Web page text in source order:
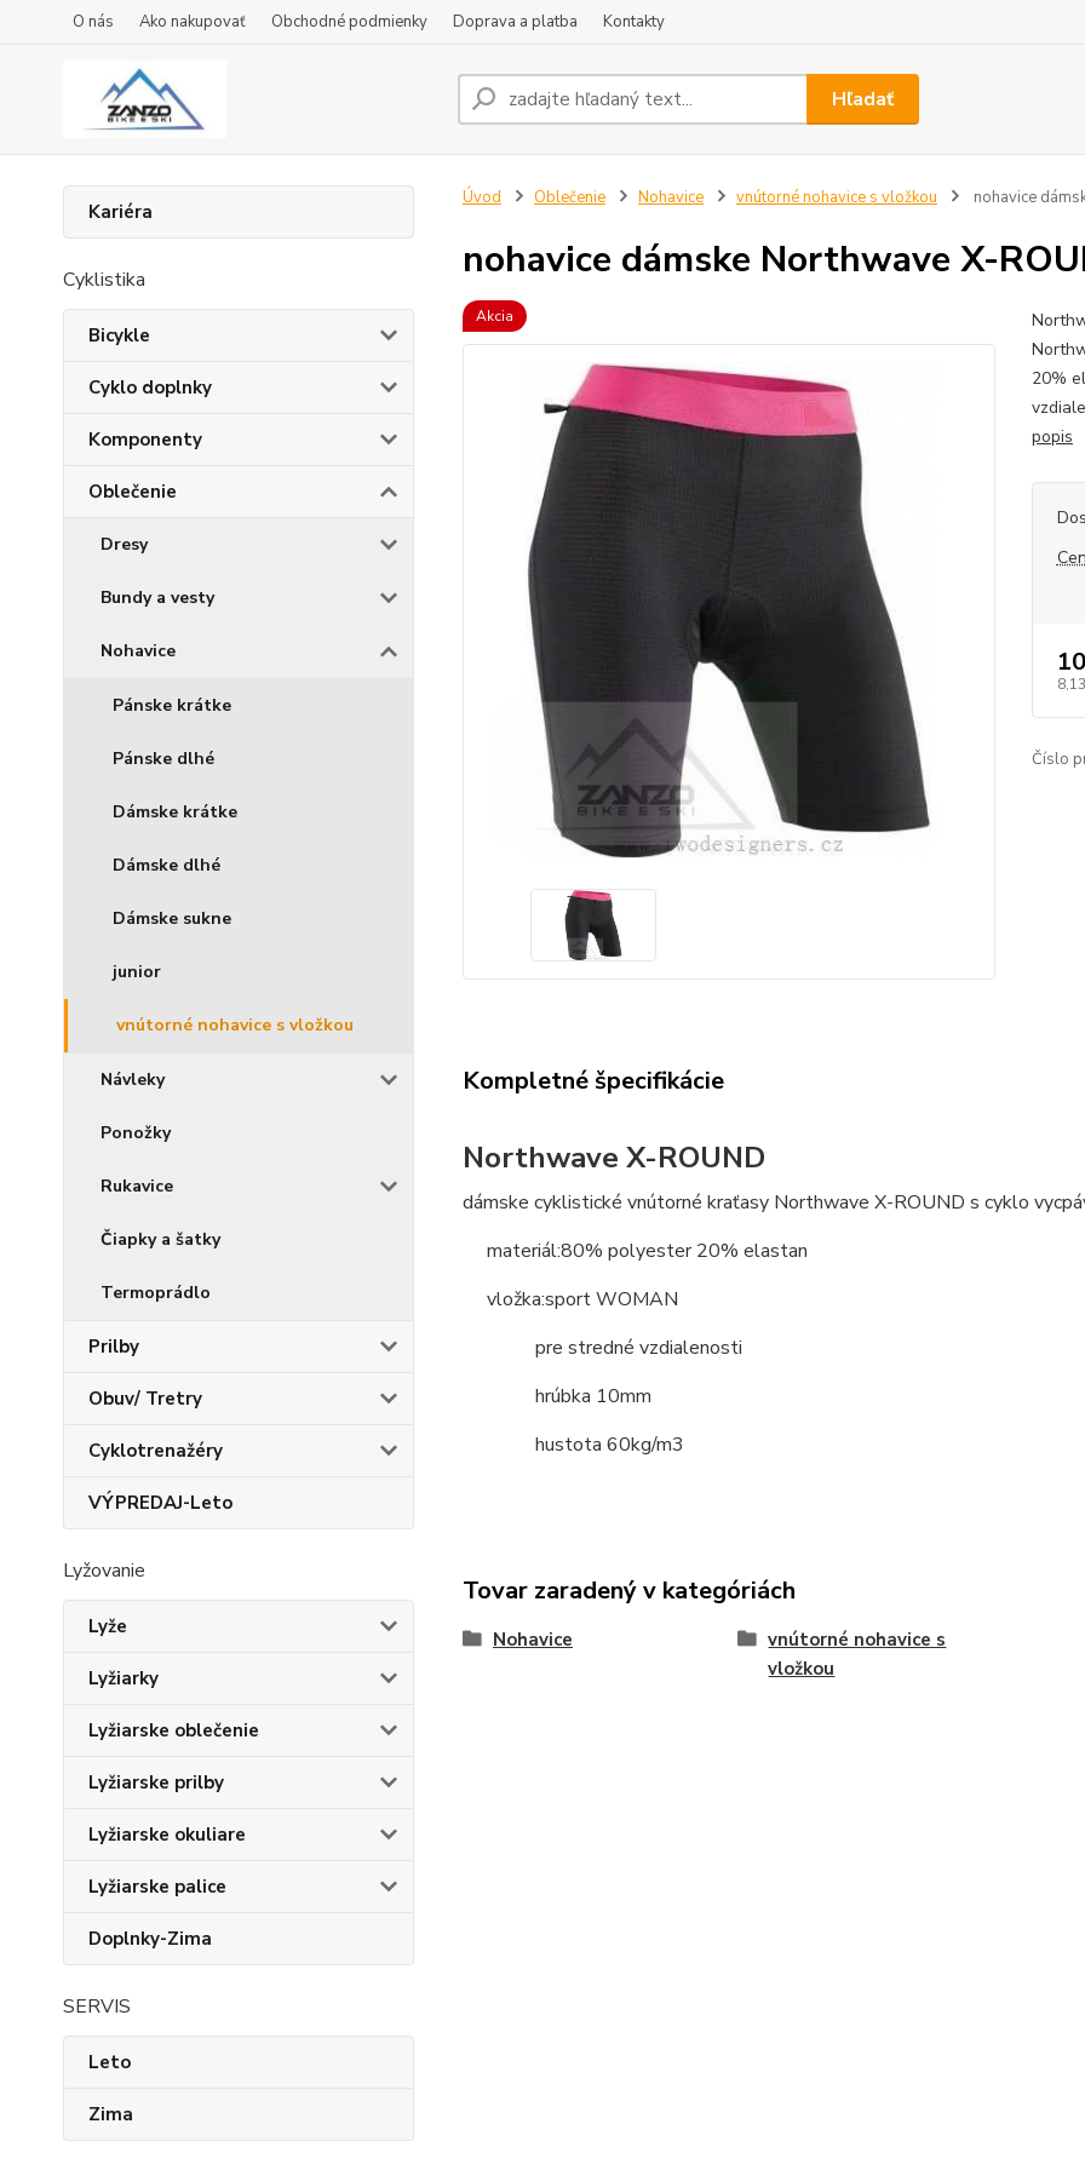
O nás Ako nakupovať Obchodné podmienky Doprava a platba Kontakty
Hľadať
Kariéra
Cyklistika
Bicykle
Cyklo doplnky
Komponenty
Oblečenie
Dresy
Bundy a vesty
Nohavice
Pánske krátke
Pánske dlhé
Dámske krátke
Dámske dlhé
Dámske sukne
junior
vnútorné nohavice s vložkou
Návleky
Ponožky
Rukavice
Čiapky a šatky
Termoprádlo
Prilby
Obuv/ Tretry
Cyklotrenažéry
VÝPREDAJ-Leto
Lyžovanie
Lyže
Lyžiarky
Lyžiarske oblečenie
Lyžiarske prilby
Lyžiarske okuliare
Lyžiarske palice
Doplnky-Zima
SERVIS
Leto
Zima
Úvod Oblečenie Nohavice vnútorné nohavice s vložkou nohavice
nohavice dámske Northwave X-
Akcia
20%
popis
Číslo
Kompletné špecifikácie
Northwave X-ROUND
dámske cyklistické vnútorné kraťasy Northwave X-ROUND s cyklo
materiál:80% polyester 20% elastan
vložka:sport WOMAN
pre stredné vzdialenosti
hrúbka 10mm
hustota 60kg/m3
Tovar zaradený v kategóriách
Nohavice
vnútorné nohavice s
vložkou